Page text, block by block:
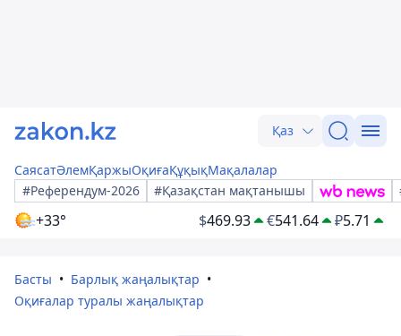
Қаз
СаясатӘлемҚаржыОқиғаҚұқықМақалалар
#Референдум-2026
#Қазақстан мақтанышы
+33° $469.93 €541.64 ₽5.71
Басты
Барлық жаңалықтар
Оқиғалар туралы жаңалықтар